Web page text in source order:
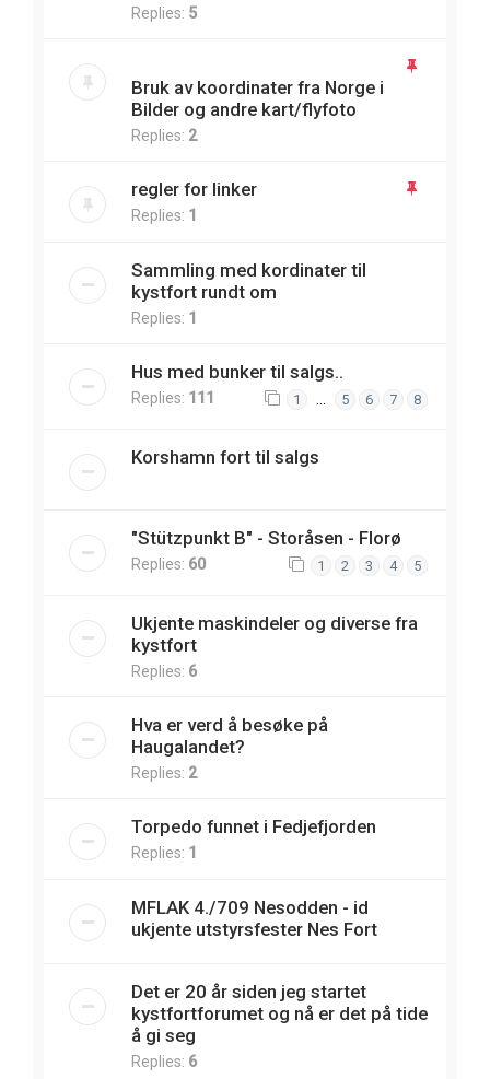
Replies: 5
Bruk av koordinater fra Norge i
Bilder og andre kart/flyfoto
Replies: 2
regler for linker
Replies: 1
Sammling med kordinater til
kystfort rundt om
Replies: 1
Hus med bunker til salgs..
Replies: 111 1 … 5 6 7 8
Korshamn fort til salgs
"Stützpunkt B" - Storåsen - Florø
Replies: 60 1 2 3 4 5
Ukjente maskindeler og diverse fra
kystfort
Replies: 6
Hva er verd å besøke på
Haugalandet?
Replies: 2
Torpedo funnet i Fedjefjorden
Replies: 1
MFLAK 4./709 Nesodden - id
ukjente utstyrsfester Nes Fort
Det er 20 år siden jeg startet
kystfortforumet og nå er det på tide
å gi seg
Replies: 6